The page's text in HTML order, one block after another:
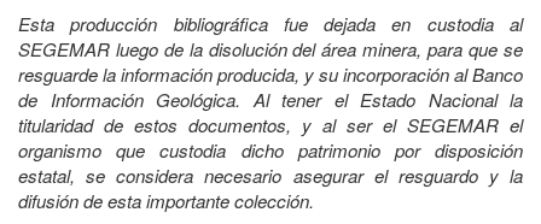
Esta producción bibliográfica fue dejada en custodia al
SEGEMAR luego de la disolución del área minera, para que se
resguarde la información producida, y su incorporación al Banco
de Información Geológica. Al tener el Estado Nacional la
titularidad de estos documentos, y al ser el SEGEMAR el
organismo que custodia dicho patrimonio por disposición
estatal, se considera necesario asegurar el resguardo y la
difusión de esta importante colección.